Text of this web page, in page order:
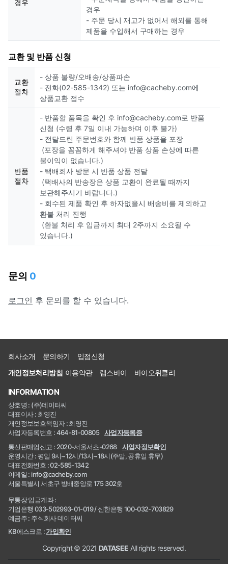
경우
경우
- 주문 당시 재고가 없어서 해외를 통해
제품을 수입해서 구매하는 경우
교환 및 반품 신청
교환
절차
- 상품 불량/오배송/상품파손
- 전화(02-585-1342) 또는 info@cacheby.com에
상품교환 접수
반품
절차
- 반품할 품목을 확인 후 info@cacheby.com로 반품
신청 (수령 후 7일 이내 가능하며 이후 불가)
- 전달드린 주문번호와 함께 반품 상품을 포장
(포장을 꼼꼼하게 해주셔야 반품 상품 손상에 따른
불이익이 없습니다.)
- 택배회사 방문 시 반품 상품 전달
(택배사의 반송장은 상품 교환이 완료될 때까지
보관해주시기 바랍니다.)
- 회수된 제품 확인 후 하자없을시 배송비를 제외하고
환불 처리 진행
(환불 처리 후 입금까지 최대 2주까지 소요될 수
있습니다.)
문의 0
로그인 후 문의를 할 수 있습니다.
회사소개 문의하기
입점신청
개인정보처리방침 이용약관 랩스바이 바이오위클리
INFORMATION
상호명 : (주)데이터씨
대표이사 : 최영진
개인정보보호책임자 : 최영진
사업자등록번호 : 464-81-00805
사업자등록증
통신판매업신고 : 2020-서울서초-0268
사업자정보확인
운영시간 : 평일 9시~12시/13시~18시(주말, 공휴일 휴무)
대표전화번호 : 02-585-1342
이메일 : info@cacheby.com
서울특별시 서초구 방배중앙로 175 302호
무통장 입금계좌 :
기업은행 033-502993-01-019 / 신한은행 100-032-703829
예금주 : 주식회사 데이터씨
KB에스크로 :가입확인
Copyright © 2021 DATASEE All rights reserved.